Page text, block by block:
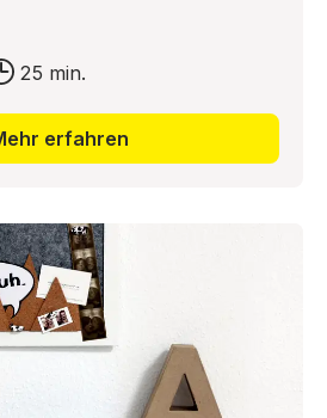
für Ihre Halloweenparty!
wie Sie diesen Basteltipp
erfahren Sie hier.
25 min.
erfahren